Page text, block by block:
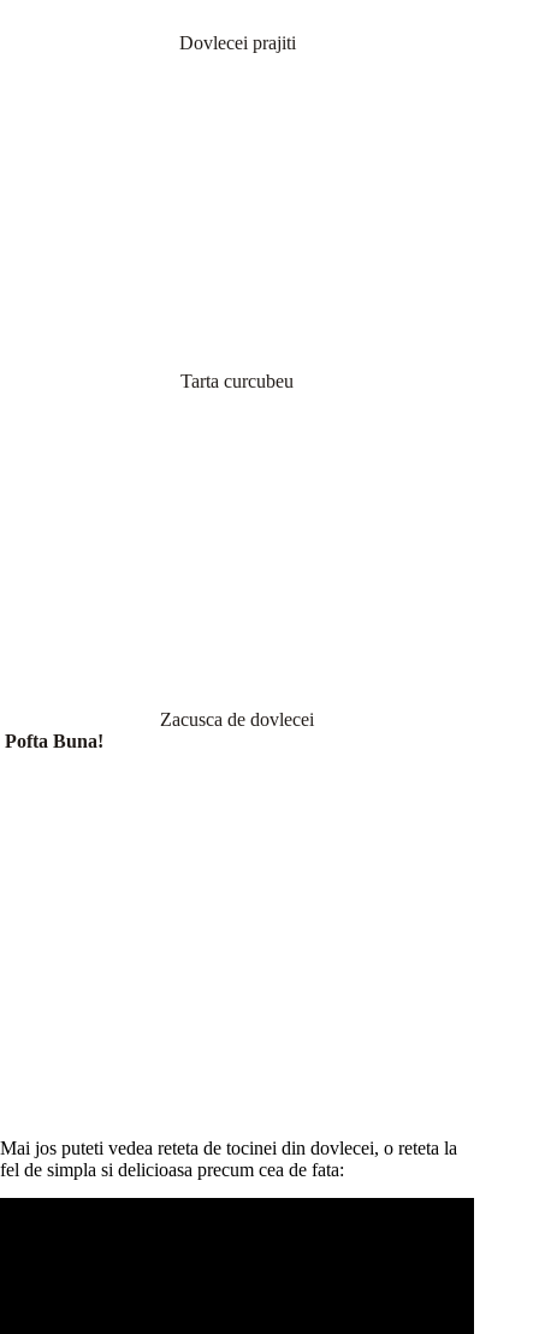
Dovlecei prajiti
Tarta curcubeu
Zacusca de dovlecei
Pofta Buna!
Mai jos puteti vedea reteta de tocinei din dovlecei, o reteta la
fel de simpla si delicioasa precum cea de fata: